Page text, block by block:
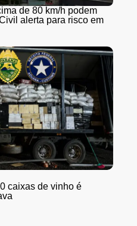
de 80 km/h podem
alerta para risco em
caixas de vinho é